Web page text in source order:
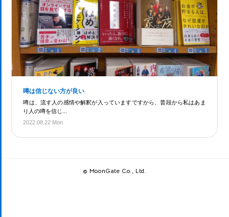
噂は信じない方が良い
噂は、流す人の感情や解釈が入っていますですから、普段から私はあま
り人の噂を信じ...
2022.08.22 Mon
© MoonGate Co., Ltd.